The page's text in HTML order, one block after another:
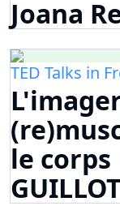
Joana
TED Talks in
le